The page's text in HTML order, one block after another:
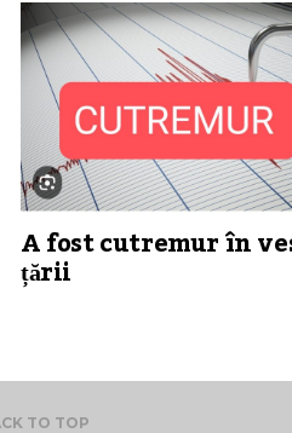
A fost cutremur în
țării
TO TOP